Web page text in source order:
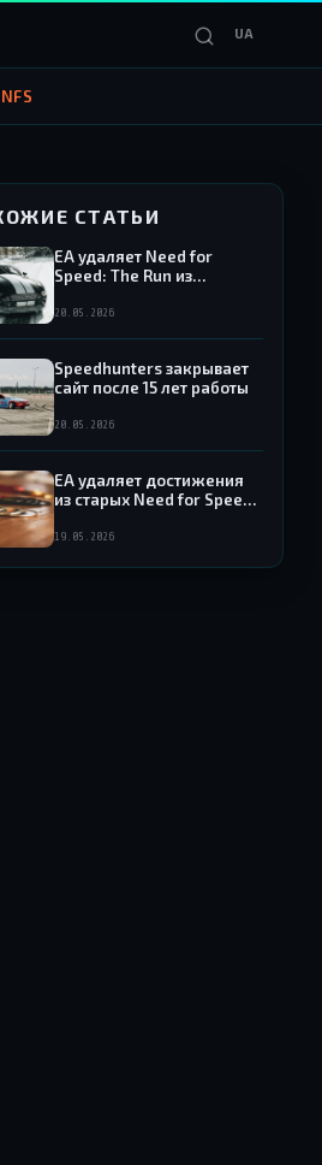
UA
СТАТЬИ
EA удаляет Need for
Speed: The Run из
из Origin и EA App
20.05.2026
Speedhunters закрывает
сайт после 15 лет работы
20.05.2026
EA удаляет достижения
из старых Need for Speed:
раздачу
19.05.2026